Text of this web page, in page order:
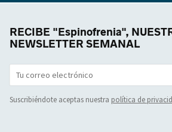
RECIBE "Espinofrenia",
NEWSLETTER SEMANAL
Suscribiéndote aceptas nuestra política de